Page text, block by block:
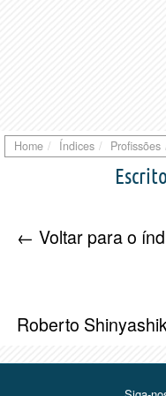
Home Índices Profissões
← Voltar para o
Roberto